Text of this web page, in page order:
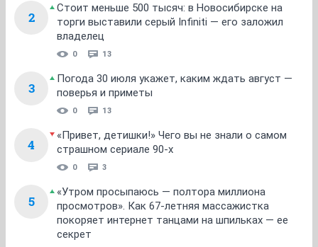
2
Стоит меньше 500 тысяч: в Новосибирске на
торги выставили серый Infiniti — его заложил
владелец
0 13
3
Погода 30 июля укажет, каким ждать август —
поверья и приметы
0 13
4
«Привет, детишки!» Чего вы не знали о самом
страшном сериале 90-х
0 3
5
«Утром просыпаюсь — полтора миллиона
просмотров». Как 67-летняя массажистка
покоряет интернет танцами на шпильках — ее
секрет